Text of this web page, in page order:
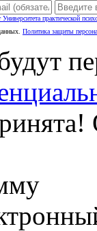
Университета практической
Политика защиты